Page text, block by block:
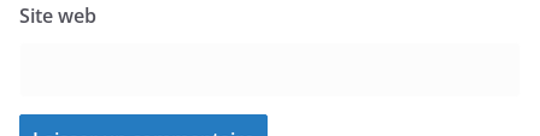
Site web